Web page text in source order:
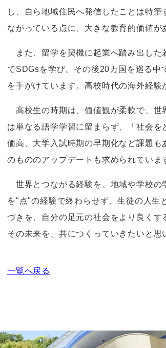
し、自ら地域住民へ発信したことは特
ながっている点に、大きな教育的価値が
また、留学を契機に起業へ踏み出した
でSDGsを学び、その後20カ国を巡る中
を手がけています。高校時代の海外経
高校生の時期は、価値観が柔軟で、世
は単なる語学学習に留まらず、「社会
価高、大学入試時期の早期化など課題
のもののアップデートも求められていま
世界とつながる経験を、地域や学校の
を"点"の経験で終わらせず、生徒の人生
づきを、自分の足元の社会をより良くす
その未来を、共につくっていきたいと思
一覧へ戻る